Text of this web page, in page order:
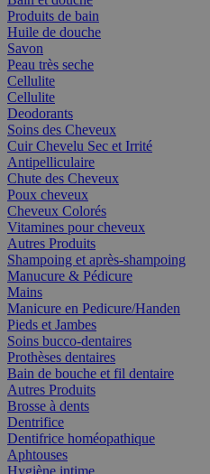
Produits de bain
Huile de douche
Savon
Peau très seche
Cellulite
Cellulite
Deodorants
Soins des Cheveux
Cuir Chevelu Sec et Irrité
Antipelliculaire
Chute des Cheveux
Poux cheveux
Cheveux Colorés
Vitamines pour cheveux
Autres Produits
Shampoing et après-shampoing
Manucure & Pédicure
Mains
Manicure en Pedicure/Handen
Pieds et Jambes
Soins bucco-dentaires
Prothèses dentaires
Bain de bouche et fil dentaire
Autres Produits
Brosse à dents
Dentrifice
Dentifrice homéopathique
Aphtouses